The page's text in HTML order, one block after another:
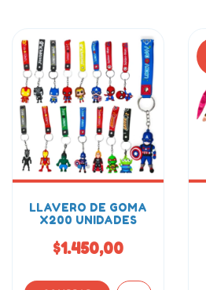
LLAVERO DE GOMA
X200 UNIDADES
$1.450,00